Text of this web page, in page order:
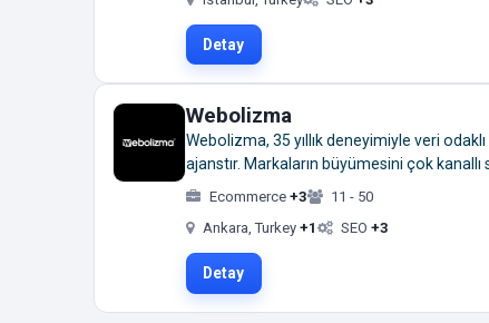
Detay
Webolizma
Webolizma, 35 yıllık deneyimiyle veri
ajanstır. Markaların büyümesini çok
Ecommerce +3
11 - 50
Ankara, Turkey +1 SEO+3
Detay